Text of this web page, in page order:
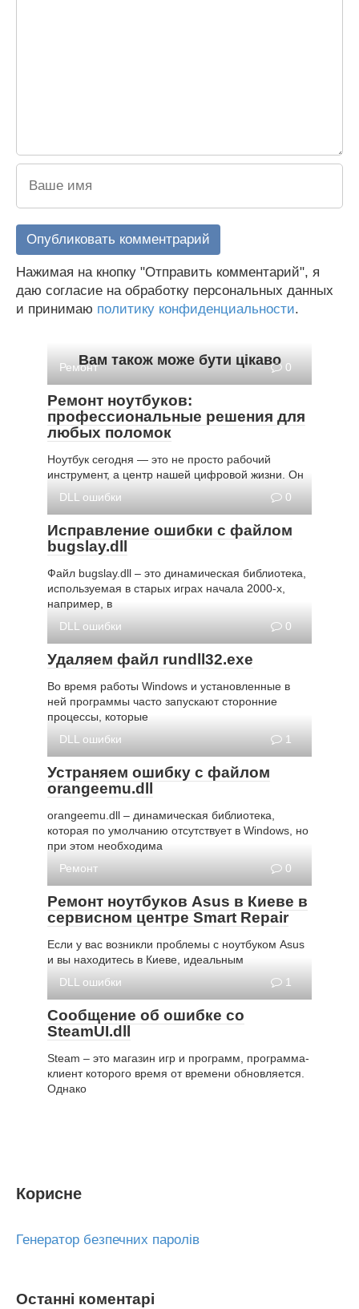
Нажимая на кнопку "Отправить комментарий", я
даю согласие на обработку персональных данных
и принимаю политику конфиденциальности.
Вам також може бути цікаво
Ремонт 0
Ремонт ноутбуков:
профессиональные решения для
любых поломок
Ноутбук сегодня — это не просто рабочий
инструмент, а центр нашей цифровой жизни. Он
DLL ошибки
0
Исправление ошибки с файлом
bugslay.dll
Файл bugslay.dll – это динамическая библиотека,
используемая в старых играх начала 2000-х,
например, в
DLL ошибки
0
Удаляем файл rundll32.exe
Во время работы Windows и установленные в
ней программы часто запускают сторонние
процессы, которые
DLL ошибки
1
Устраняем ошибку с файлом
orangeemu.dll
orangeemu.dll – динамическая библиотека,
которая по умолчанию отсутствует в Windows, но
при этом необходима
Ремонт
0
Ремонт ноутбуков Asus в Киеве в
сервисном центре Smart Repair
Если у вас возникли проблемы с ноутбуком Asus
и вы находитесь в Киеве, идеальным
DLL ошибки
1
Сообщение об ошибке со
SteamUI.dll
Steam – это магазин игр и программ, программа-
клиент которого время от времени обновляется.
Однако
Корисне
Генератор безпечних паролів
Останні коментарі